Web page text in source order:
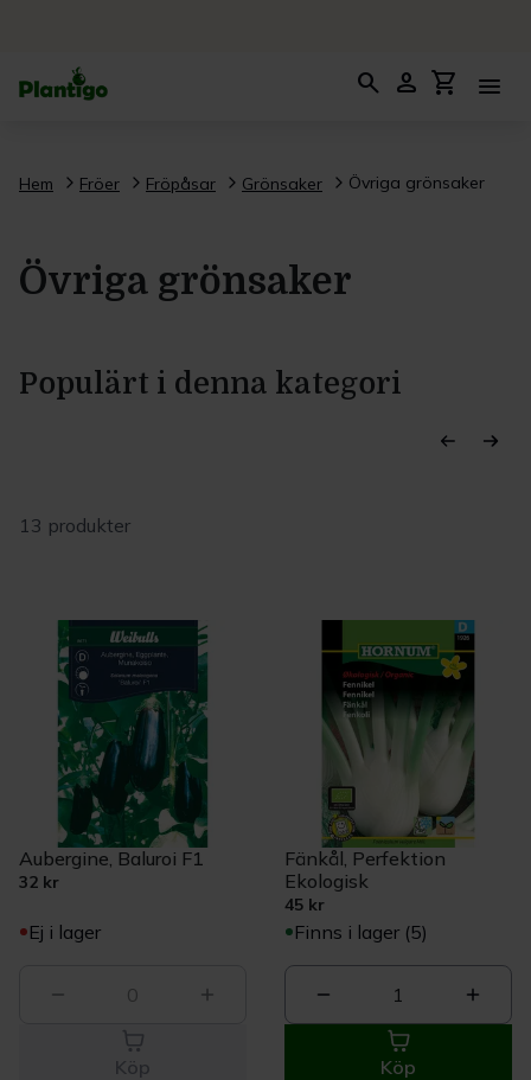
search person shopping_cart menu
Hem Fröer Fröpåsar Grönsaker Övriga grönsaker
Övriga grönsaker
Populärt i denna kategori
13 produkter
Aubergine, Baluroi F1
32 kr
Ej i lager
0
Köp
Fänkål, Perfektion
Ekologisk
45 kr
Finns i lager (5)
1
Köp